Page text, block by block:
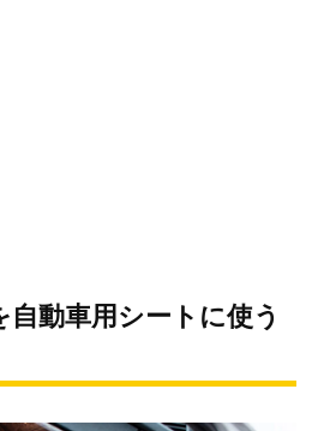
動車用シートに使う